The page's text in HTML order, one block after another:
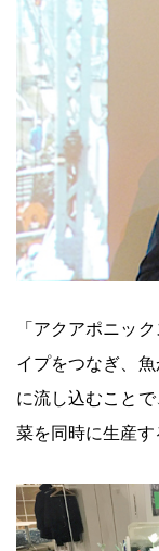
「アクアポニッ
イプをつなぎ、
に流し込むこと
菜を同時に生産す